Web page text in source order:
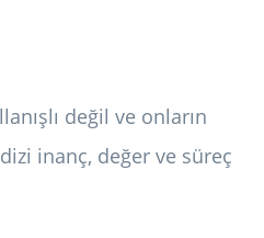
değil ve onların
inanç, değer ve süreç